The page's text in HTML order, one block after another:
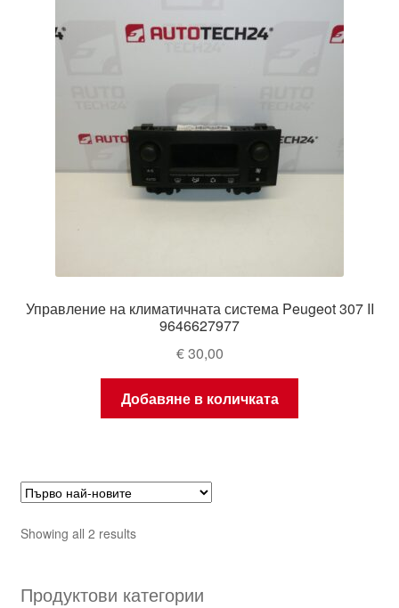
Управление на климатичната система Peugeot 307 II
9646627977
€30,00
Добавяне в количката
Showing all 2 resultsSorted
Продуктови категории